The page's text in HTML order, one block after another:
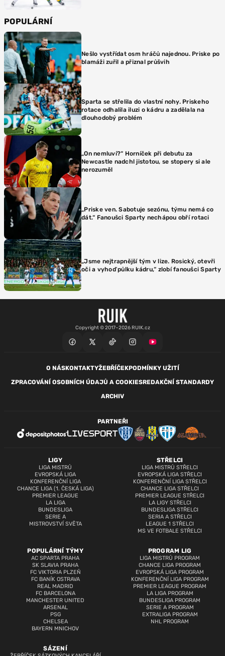
POPULÁRNÍ
Nešlo vystřídat osm hráčů najednou. Priske po
blamáži zuřil a přiznal průšvih
Sparta se střelila do vlastní nohy. Priskeho
rotace odhalila iluzi o kádru a zadělala na
dlouhodobý problém
„On nemluví?“ Horníček při debutu za
Newcastle nadchl jistotou, se stopery si ale
nerozuměl
„Priske ven. Sabotuje sezónu, týmu nemá co
dát.“ Fanoušci Sparty nechápou obří rotaci
„Jsme nejtrapnější tým v lize. Rosický, otevři
oči a vyhoď půlku kádru,“ zlobí fanoušci Sparty
Copyright © 2017–2026 RUIK.cz
O NÁSKONTAKTYŽEBŘÍČEKPODMÍNKY UŽITÍ
ZPRACOVÁNÍ OSOBNÍCH ÚDAJŮ A COOKIESREDAKČNÍ STANDARDY
ARCHIV
LIGY
LIGA MISTRŮ
EVROPSKÁ LIGA
KONFERENČNÍ LIGA
CHANCE LIGA (1. ČESKÁ LIGA)
PREMIER LEAGUE
LA LIGA
BUNDESLIGA
SERIE A
MISTROVSTVÍ SVĚTA
STŘELCI
LIGA MISTRŮ STŘELCI
EVROPSKÁ LIGA STŘELCI
KONFERENČNÍ LIGA STŘELCI
CHANCE LIGA STŘELCI
PREMIER LEAGUE STŘELCI
LA LIGY STŘELCI
BUNDESLIGA STŘELCI
SERIA A STŘELCI
LEAGUE 1 STŘELCI
MS VE FOTBALE STŘELCI
POPULÁRNÍ TÝMY
AC SPARTA PRAHA
SK SLAVIA PRAHA
FC VIKTORIA PLZEŇ
FC BANÍK OSTRAVA
REAL MADRID
FC BARCELONA
MANCHESTER UNITED
ARSENAL
PSG
CHELSEA
BAYERN MNICHOV
PROGRAM LIG
LIGA MISTRŮ PROGRAM
CHANCE LIGA PROGRAM
EVROPSKÁ LIGA PROGRAM
KONFERENČNÍ LIGA PROGRAM
PREMIER LEAGUE PROGRAM
LA LIGA PROGRAM
BUNDESLIGA PROGRAM
SERIE A PROGRAM
EXTRALIGA PROGRAM
NHL PROGRAM
SÁZENÍ
PARTNEŘI